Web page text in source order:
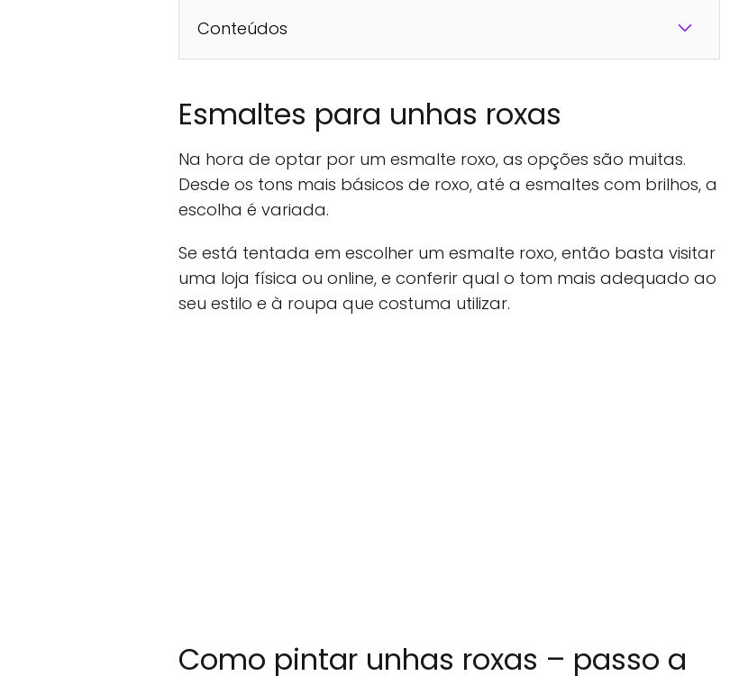
Conteúdos
Esmaltes para unhas roxas
Na hora de optar por um esmalte roxo, as opções são muitas.
Desde os tons mais básicos de roxo, até a esmaltes com brilhos, a
escolha é variada.
Se está tentada em escolher um esmalte roxo, então basta visitar
uma loja física ou online, e conferir qual o tom mais adequado ao
seu estilo e à roupa que costuma utilizar.
Como pintar unhas roxas – passo a